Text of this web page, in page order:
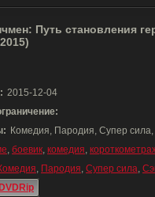
Путь становления
2015-12-04
Комедия, Пародия, Супер
, боевик, комедия,
, Пародия, Супер сила,
DVDRip